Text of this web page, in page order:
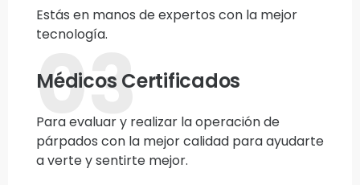
Estás en manos de expertos con la mejor
tecnología.
03
Médicos Certificados
Para evaluar y realizar la operación de
párpados con la mejor calidad para ayudarte
a verte y sentirte mejor.